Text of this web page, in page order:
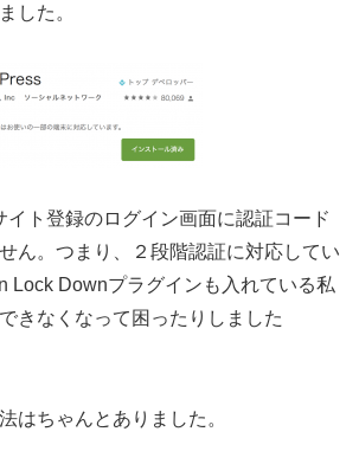
した。
ト登録のログイン画面に認証コード
ん。つまり、２段階認証に対応してい
Lock Downプラグインも入れている私
きなくなって困ったりしました
はちゃんとありました。